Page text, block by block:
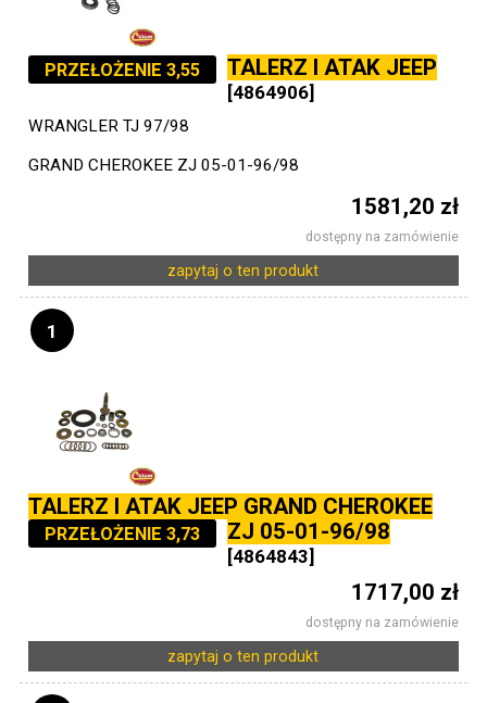
TALERZ I ATAK JEEP
PRZEŁOŻENIE 3,55
[4864906]
WRANGLER TJ 97/98
GRAND CHEROKEE ZJ 05-01-96/98
1581,20 zł
dostępny na zamówienie
zapytaj o ten produkt
1
TALERZ I ATAK JEEP GRAND CHEROKEE
ZJ 05-01-96/98
PRZEŁOŻENIE 3,73
[4864843]
1717,00 zł
dostępny na zamówienie
zapytaj o ten produkt